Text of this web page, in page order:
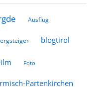
Ausflug
blogtirol
Foto
Partenkirchen